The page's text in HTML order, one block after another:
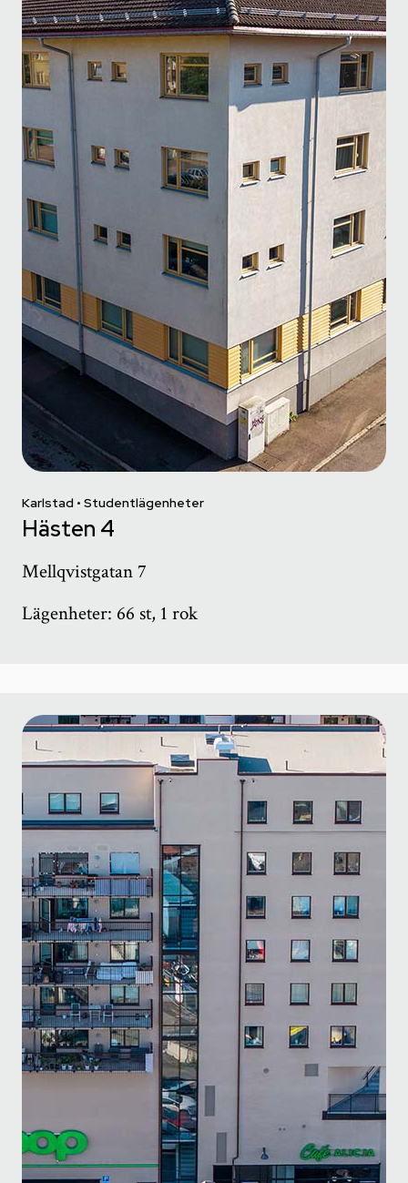
Karlstad • Studentlägenheter
Hästen 4
Mellqvistgatan 7
Lägenheter: 66 st, 1 rok